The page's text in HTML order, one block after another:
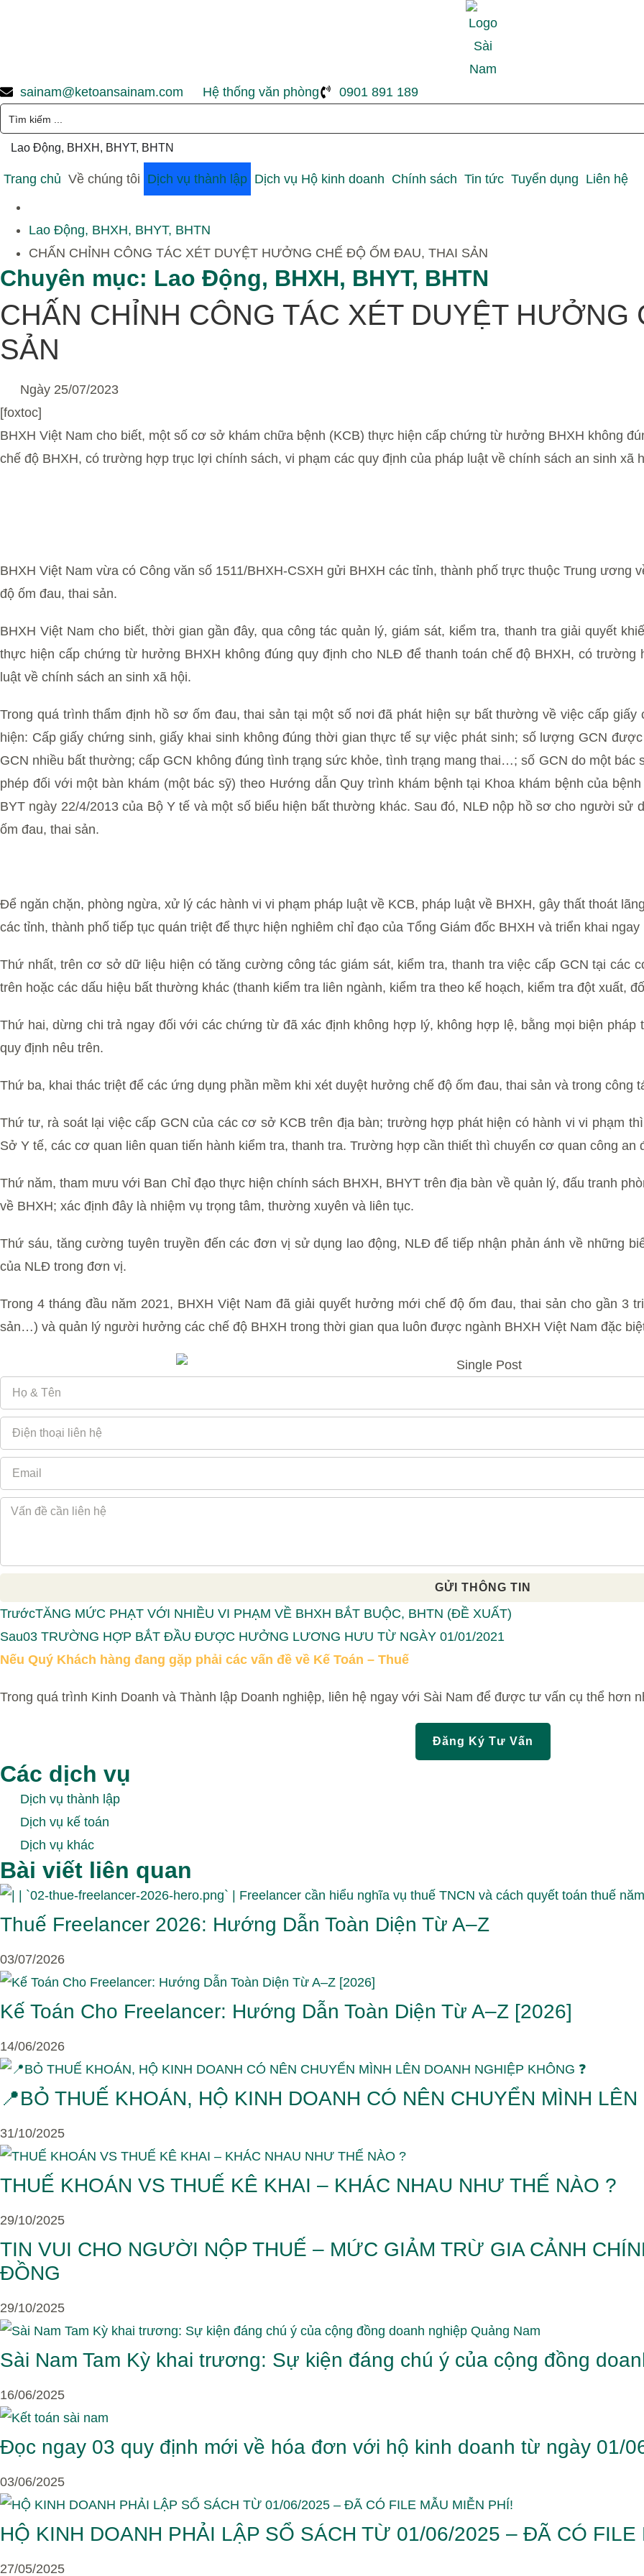
sainam@ketoansainam.com Hệ thống văn phòng 0901 891 189
Lao Động, BHXH, BHYT, BHTN
Trang chủ Về chúng tôi Dịch vụ thành lập Dịch vụ Hộ kinh doanh Chính sách Tin tức Tuyển dụng Liên hệ
Lao Động, BHXH, BHYT, BHTN
CHẤN CHỈNH CÔNG TÁC XÉT DUYỆT HƯỞNG CHẾ ĐỘ ỐM ĐAU, THAI SẢN
Chuyên mục: Lao Động, BHXH, BHYT, BHTN
CHẤN CHỈNH CÔNG TÁC XÉT DUYỆT
SẢN
Ngày 25/07/2023
[foxtoc]
BHXH Việt Nam cho biết, một số cơ sở khám chữa bệnh (KCB) thực hiện cấp chứng từ hưởng BHXH không
chế độ BHXH, có trường hợp trục lợi chính sách, vi phạm các quy định của pháp luật về chính sách an sinh xã
BHXH Việt Nam vừa có Công văn số 1511/BHXH-CSXH gửi BHXH các tỉnh, thành phố trực thuộc Trung ương
độ ốm đau, thai sản.
BHXH Việt Nam cho biết, thời gian gần đây, qua công tác quản lý, giám sát, kiểm tra, thanh tra giải quyết
thực hiện cấp chứng từ hưởng BHXH không đúng quy định cho NLĐ để thanh toán chế độ BHXH, có
luật về chính sách an sinh xã hội.
Trong quá trình thẩm định hồ sơ ốm đau, thai sản tại một số nơi đã phát hiện sự bất thường về việc cấp
hiện: Cấp giấy chứng sinh, giấy khai sinh không đúng thời gian thực tế sự việc phát sinh; số lượng GCN
GCN nhiều bất thường; cấp GCN không đúng tình trạng sức khỏe, tình trạng mang thai…; số GCN do một
phép đối với một bàn khám (một bác sỹ) theo Hướng dẫn Quy trình khám bệnh tại Khoa khám bệnh của
BYT ngày 22/4/2013 của Bộ Y tế và một số biểu hiện bất thường khác. Sau đó, NLĐ nộp hồ sơ cho người sử
ốm đau, thai sản.
Để ngăn chặn, phòng ngừa, xử lý các hành vi vi phạm pháp luật về KCB, pháp luật về BHXH, gây thất thoát
các tỉnh, thành phố tiếp tục quán triệt để thực hiện nghiêm chỉ đạo của Tổng Giám đốc BHXH và triển khai
Thứ nhất, trên cơ sở dữ liệu hiện có tăng cường công tác giám sát, kiểm tra, thanh tra việc cấp GCN tại các
trên hoặc các dấu hiệu bất thường khác (thanh kiểm tra liên ngành, kiểm tra theo kế hoạch, kiểm tra đột xuất,
Thứ hai, dừng chi trả ngay đối với các chứng từ đã xác định không hợp lý, không hợp lệ, bằng mọi biện
quy định nêu trên.
Thứ ba, khai thác triệt để các ứng dụng phần mềm khi xét duyệt hưởng chế độ ốm đau, thai sản và trong công
Thứ tư, rà soát lại việc cấp GCN của các cơ sở KCB trên địa bàn; trường hợp phát hiện có hành vi vi phạm
Sở Y tế, các cơ quan liên quan tiến hành kiểm tra, thanh tra. Trường hợp cần thiết thì chuyển cơ quan công an
Thứ năm, tham mưu với Ban Chỉ đạo thực hiện chính sách BHXH, BHYT trên địa bàn về quản lý, đấu tranh
về BHXH; xác định đây là nhiệm vụ trọng tâm, thường xuyên và liên tục.
Thứ sáu, tăng cường tuyên truyền đến các đơn vị sử dụng lao động, NLĐ để tiếp nhận phản ánh về những
của NLĐ trong đơn vị.
Trong 4 tháng đầu năm 2021, BHXH Việt Nam đã giải quyết hưởng mới chế độ ốm đau, thai sản cho gần 3
sản…) và quản lý người hưởng các chế độ BHXH trong thời gian qua luôn được ngành BHXH Việt Nam đặc
GỬI THÔNG TIN
TrướcTĂNG MỨC PHẠT VỚI NHIỀU VI PHẠM VỀ BHXH BẮT BUỘC, BHTN (ĐỀ XUẤT)
Sau03 TRƯỜNG HỢP BẮT ĐẦU ĐƯỢC HƯỞNG LƯƠNG HƯU TỪ NGÀY 01/01/2021
Nếu Quý Khách hàng đang gặp phải các vấn đề về Kế Toán – Thuế
Trong quá trình Kinh Doanh và Thành lập Doanh nghiệp, liên hệ ngay với Sài Nam để được tư vấn cụ thể hơn
Đăng Ký Tư Vấn
Các dịch vụ
Dịch vụ thành lập
Dịch vụ kế toán
Dịch vụ khác
Bài viết liên quan
Thuế Freelancer 2026: Hướng Dẫn Toàn Diện Từ A–Z
03/07/2026
Kế Toán Cho Freelancer: Hướng Dẫn Toàn Diện Từ A–Z [2026]
14/06/2026
📍BỎ THUẾ KHOÁN, HỘ KINH DOANH CÓ NÊN CHUYỂN MÌNH LÊN
31/10/2025
THUẾ KHOÁN VS THUẾ KÊ KHAI – KHÁC NHAU NHƯ THẾ NÀO ?
29/10/2025
TIN VUI CHO NGƯỜI NỘP THUẾ – MỨC GIẢM TRỪ GIA CẢNH
ĐỒNG
29/10/2025
Sài Nam Tam Kỳ khai trương: Sự kiện đáng chú ý của cộng đồng
16/06/2025
Đọc ngay 03 quy định mới về hóa đơn với hộ kinh doanh từ ngày 01/
03/06/2025
HỘ KINH DOANH PHẢI LẬP SỔ SÁCH TỪ 01/06/2025 – ĐÃ CÓ FILE
27/05/2025